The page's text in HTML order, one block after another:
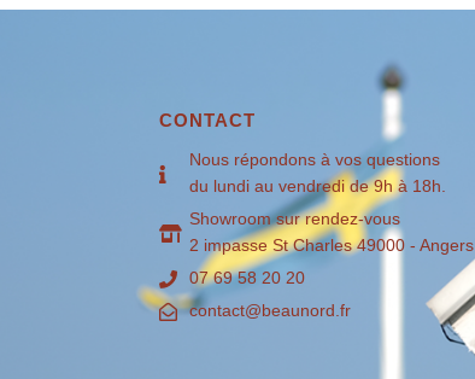
CONTACT
Nous répondons à vos questions
du lundi au vendredi de 9h à 18h.
Showroom sur rendez-vous
2 impasse St Charles 49000 - Angers
07 69 58 20 20
contact@beaunord.fr